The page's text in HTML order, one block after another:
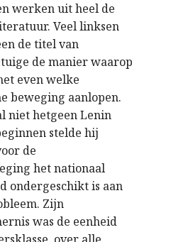
werken uit heel de
Veel linksen
de titel van
de manier waarop
even welke
beweging aanlopen.
niet hetgeen Lenin
stelde hij
de
het nationaal
ondergeschikt is aan
Zijn
was de eenheid